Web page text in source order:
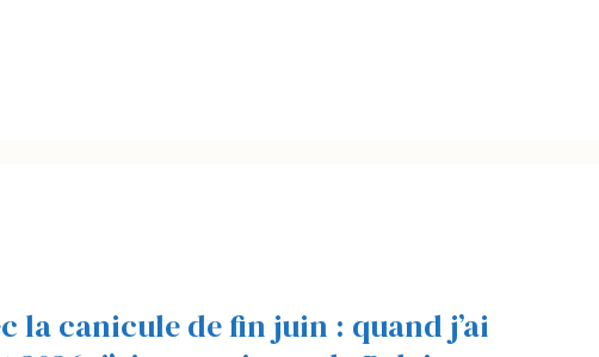
la canicule de fin juin : quand j’ai